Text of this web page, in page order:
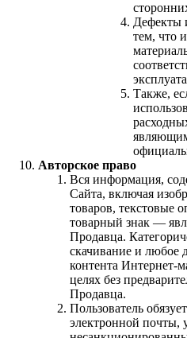
Дефекты
тем, что
Также,
Авторское право
Вся информация,
Сайта, включая
товаров, текстовые
товарный знак —
Продавца.
скачивание и любое
контента Интернет-
целях без
Продавца.
Пользователь
электронной почты,